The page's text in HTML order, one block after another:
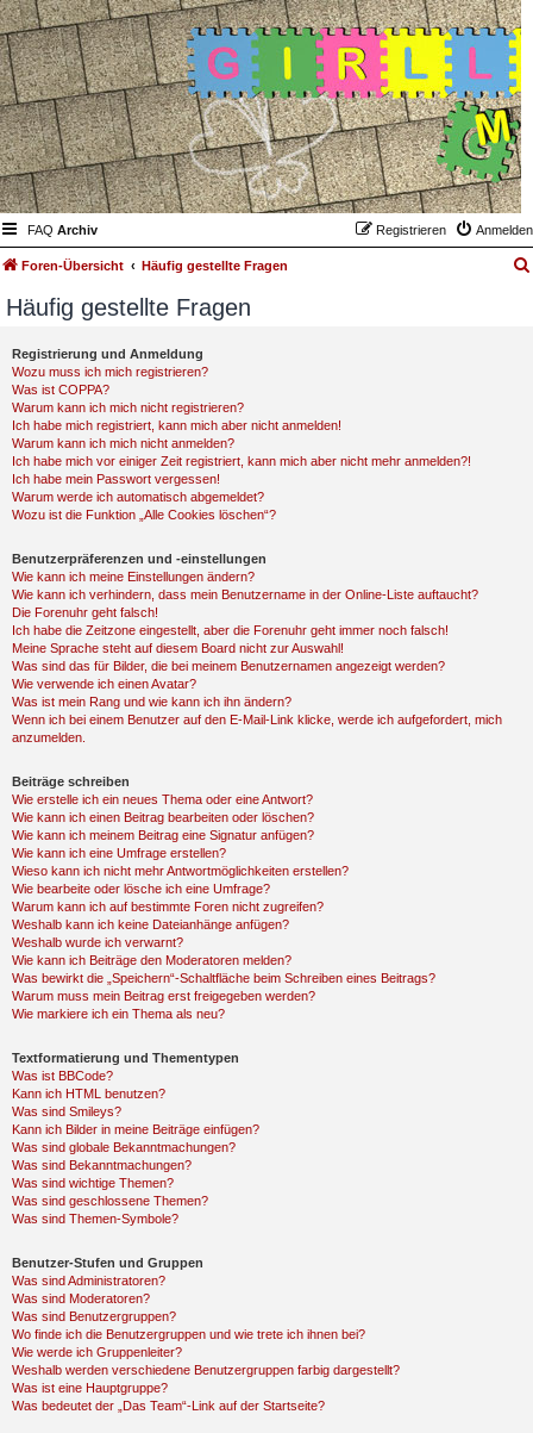
FAQ Archiv Anmelden
Registrieren
Foren-Übersicht Häufig gestellte Fragen
Häufig gestellte Fragen
Registrierung und Anmeldung
Wozu muss ich mich registrieren?
Was ist COPPA?
Warum kann ich mich nicht registrieren?
Ich habe mich registriert, kann mich aber nicht anmelden!
Warum kann ich mich nicht anmelden?
Ich habe mich vor einiger Zeit registriert, kann mich aber nicht mehr anmelden?!
Ich habe mein Passwort vergessen!
Warum werde ich automatisch abgemeldet?
Wozu ist die Funktion „Alle Cookies löschen“?
Benutzerpräferenzen und -einstellungen
Wie kann ich meine Einstellungen ändern?
Wie kann ich verhindern, dass mein Benutzername in der Online-Liste auftaucht?
Die Forenuhr geht falsch!
Ich habe die Zeitzone eingestellt, aber die Forenuhr geht immer noch falsch!
Meine Sprache steht auf diesem Board nicht zur Auswahl!
Was sind das für Bilder, die bei meinem Benutzernamen angezeigt werden?
Wie verwende ich einen Avatar?
Was ist mein Rang und wie kann ich ihn ändern?
Wenn ich bei einem Benutzer auf den E-Mail-Link klicke, werde ich aufgefordert, mich
anzumelden.
Beiträge schreiben
Wie erstelle ich ein neues Thema oder eine Antwort?
Wie kann ich einen Beitrag bearbeiten oder löschen?
Wie kann ich meinem Beitrag eine Signatur anfügen?
Wie kann ich eine Umfrage erstellen?
Wieso kann ich nicht mehr Antwortmöglichkeiten erstellen?
Wie bearbeite oder lösche ich eine Umfrage?
Warum kann ich auf bestimmte Foren nicht zugreifen?
Weshalb kann ich keine Dateianhänge anfügen?
Weshalb wurde ich verwarnt?
Wie kann ich Beiträge den Moderatoren melden?
Was bewirkt die „Speichern“-Schaltfläche beim Schreiben eines Beitrags?
Warum muss mein Beitrag erst freigegeben werden?
Wie markiere ich ein Thema als neu?
Textformatierung und Thementypen
Was ist BBCode?
Kann ich HTML benutzen?
Was sind Smileys?
Kann ich Bilder in meine Beiträge einfügen?
Was sind globale Bekanntmachungen?
Was sind Bekanntmachungen?
Was sind wichtige Themen?
Was sind geschlossene Themen?
Was sind Themen-Symbole?
Benutzer-Stufen und Gruppen
Was sind Administratoren?
Was sind Moderatoren?
Was sind Benutzergruppen?
Wo finde ich die Benutzergruppen und wie trete ich ihnen bei?
Wie werde ich Gruppenleiter?
Weshalb werden verschiedene Benutzergruppen farbig dargestellt?
Was ist eine Hauptgruppe?
Was bedeutet der „Das Team“-Link auf der Startseite?